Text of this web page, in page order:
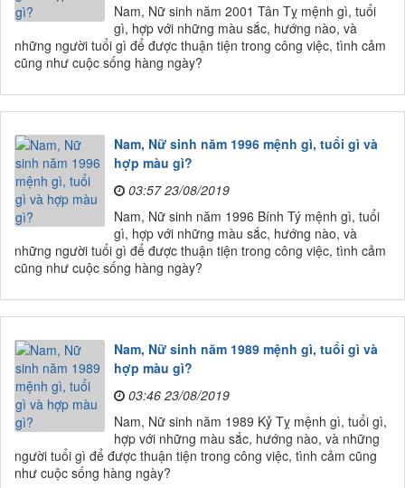
Nam, Nữ sinh năm 2001 Tân Tỵ mệnh gì, tuổi
gì, hợp với những màu sắc, hướng nào, và
những người tuổi gì để được thuận tiện trong công việc, tình cảm
cũng như cuộc sống hàng ngày?
Nam, Nữ sinh năm 1996 mệnh gì, tuổi gì và
hợp màu gì?
03:57 23/08/2019
Nam, Nữ sinh năm 1996 Bính Tý mệnh gì, tuổi
gì, hợp với những màu sắc, hướng nào, và
những người tuổi gì để được thuận tiện trong công việc, tình cảm
cũng như cuộc sống hàng ngày?
Nam, Nữ sinh năm 1989 mệnh gì, tuổi gì và
hợp màu gì?
03:46 23/08/2019
Nam, Nữ sinh năm 1989 Kỷ Tỵ mệnh gì, tuổi gì,
hợp với những màu sắc, hướng nào, và những
người tuổi gì để được thuận tiện trong công việc, tình cảm cũng
như cuộc sống hàng ngày?